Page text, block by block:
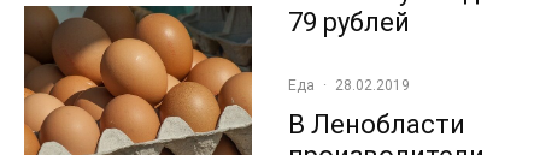
79 рублей
Еда · 28.02.2019
В Ленобласти